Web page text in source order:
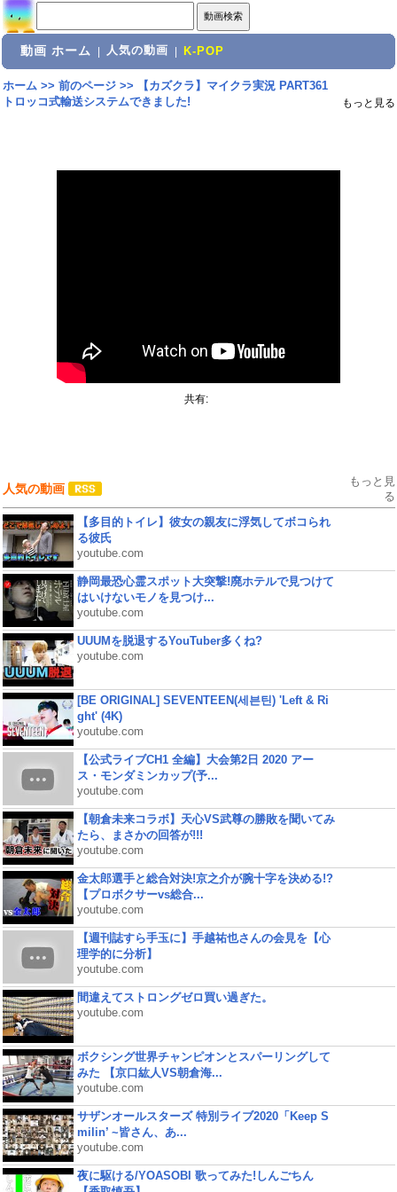
動画 ホーム 人気の動画 K-POP
ホーム>> 前のページ>>
【カズクラ】マイクラ実況 PART361
トロッコ式輸送システムできました!
もっと見る
共有:
人気の動画
もっと見
る
【多目的トイレ】彼女の親友に浮気してボコられ
る彼氏
youtube.com
静岡最恐心霊スポット大突撃!廃ホテルで見つけて
はいけないモノを見つけ...
youtube.com
UUUMを脱退するYouTuber多くね?
youtube.com
[BE ORIGINAL] SEVENTEEN(세븐틴) 'Left & Ri
ght' (4K)
youtube.com
【公式ライブCH1 全編】大会第2日 2020 アー
ス・モンダミンカップ(予...
youtube.com
【朝倉未来コラボ】天心VS武尊の勝敗を聞いてみ
たら、まさかの回答が!!!
youtube.com
金太郎選手と総合対決!京之介が腕十字を決める!?
【プロボクサーvs総合...
youtube.com
【週刊誌すら手玉に】手越祐也さんの会見を【心
理学的に分析】
youtube.com
間違えてストロングゼロ買い過ぎた。
youtube.com
ボクシング世界チャンピオンとスパーリングして
みた 【京口紘人VS朝倉海...
youtube.com
サザンオールスターズ 特別ライブ2020「Keep S
milin’ ~皆さん、あ...
youtube.com
夜に駆ける/YOASOBI 歌ってみた!しんごちん